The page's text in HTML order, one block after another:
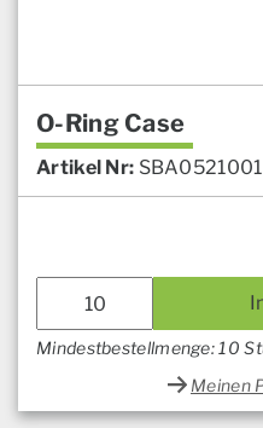
O-Ring Case
Artikel Nr:
Mindestbestellmenge: 10
Meinen